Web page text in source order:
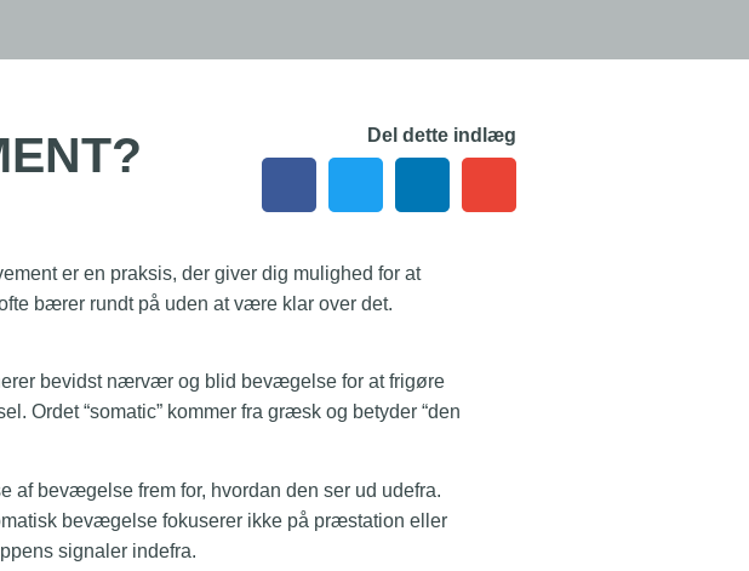
Del dette indlæg
er en praksis, der giver dig mulighed for at
bærer rundt på uden at være klar over det.
bevidst nærvær og blid bevægelse for at frigøre
Ordet “somatic” kommer fra græsk og betyder “den
af bevægelse frem for, hvordan den ser ud udefra.
bevægelse fokuserer ikke på præstation eller
signaler indefra.